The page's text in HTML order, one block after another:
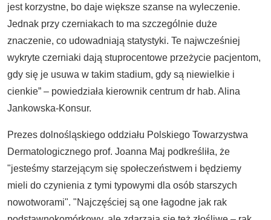
jest korzystne, bo daje większe szanse na wyleczenie.
Jednak przy czerniakach to ma szczególnie duże
znaczenie, co udowadniają statystyki. Te najwcześniej
wykryte czerniaki dają stuprocentowe przeżycie pacjentom,
gdy się je usuwa w takim stadium, gdy są niewielkie i
cienkie” – powiedziała kierownik centrum dr hab. Alina
Jankowska-Konsur.
Prezes dolnośląskiego oddziału Polskiego Towarzystwa
Dermatologicznego prof. Joanna Maj podkreśliła, że
"jesteśmy starzejącym się społeczeństwem i będziemy
mieli do czynienia z tymi typowymi dla osób starszych
nowotworami". "Najczęściej są one łagodne jak rak